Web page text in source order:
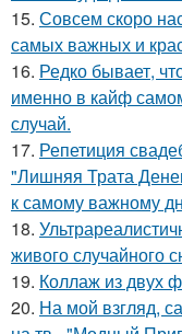
15. Совсем скоро
самых важных и
16. Редко бывает,
именно в кайф
случай.
17. Репетиция
"Лишняя Трата
к самому важному
18.
живого случайного
19. Коллаж из двух
20. На мой взгляд,